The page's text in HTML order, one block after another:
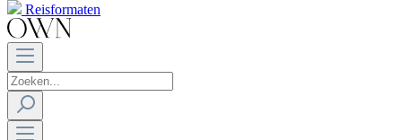
Reisformaten